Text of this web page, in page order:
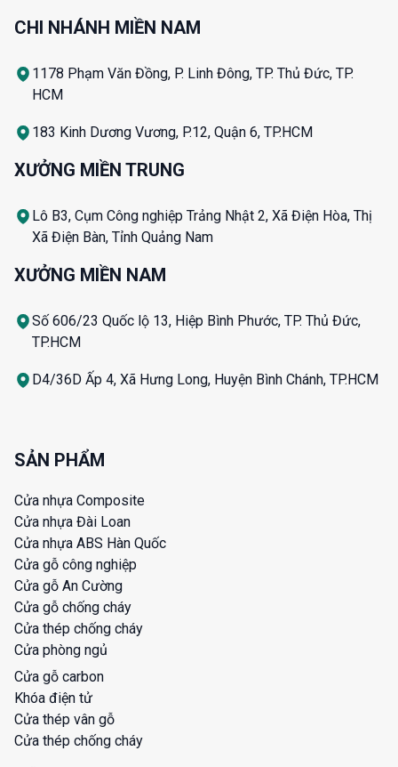
CHI NHÁNH MIỀN NAM
1178 Phạm Văn Đồng, P. Linh Đông, TP. Thủ Đức, TP.
HCM
183 Kinh Dương Vương, P.12, Quận 6, TP.HCM
XƯỞNG MIỀN TRUNG
Lô B3, Cụm Công nghiệp Trảng Nhật 2, Xã Điện Hòa, Thị
Xã Điện Bàn, Tỉnh Quảng Nam
XƯỞNG MIỀN NAM
Số 606/23 Quốc lộ 13, Hiệp Bình Phước, TP. Thủ Đức,
TP.HCM
D4/36D Ấp 4, Xã Hưng Long, Huyện Bình Chánh, TP.HCM
SẢN PHẨM
Cửa nhựa Composite
Cửa nhựa Đài Loan
Cửa nhựa ABS Hàn Quốc
Cửa gỗ công nghiệp
Cửa gỗ An Cường
Cửa gỗ chống cháy
Cửa thép chống cháy
Cửa phòng ngủ
Cửa gỗ carbon
Khóa điện tử
Cửa thép vân gỗ
Cửa thép chống cháy